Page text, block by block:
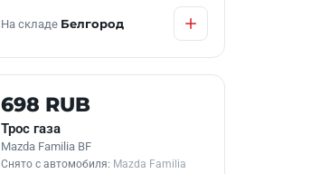
На складе Белгород
Б/У В НАЛИЧИИ
698 RUB
Трос газа
Mazda Familia BF
Снято с автомобиля: Mazda Familia